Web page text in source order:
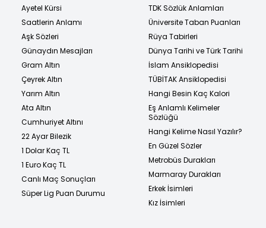
Ayetel Kürsi
Saatlerin Anlamı
Aşk Sözleri
Günaydın Mesajları
Gram Altın
Çeyrek Altın
Yarım Altın
Ata Altın
Cumhuriyet Altını
22 Ayar Bilezik
1 Dolar Kaç TL
1 Euro Kaç TL
Canlı Maç Sonuçları
Süper Lig Puan Durumu
TDK Sözlük Anlamları
Üniversite Taban Puanları
Rüya Tabirleri
Dünya Tarihi ve Türk Tarihi
İslam Ansiklopedisi
TÜBİTAK Ansiklopedisi
Hangi Besin Kaç Kalori
Eş Anlamlı Kelimeler
Sözlüğü
Hangi Kelime Nasıl Yazılır?
En Güzel Sözler
Metrobüs Durakları
Marmaray Durakları
Erkek İsimleri
Kız İsimleri